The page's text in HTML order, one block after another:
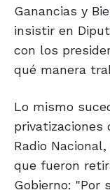
Ganancias y
insistir en
con los
qué manera
Lo mismo
privatizaciones
Radio
que fueron
Gobierno: "Por